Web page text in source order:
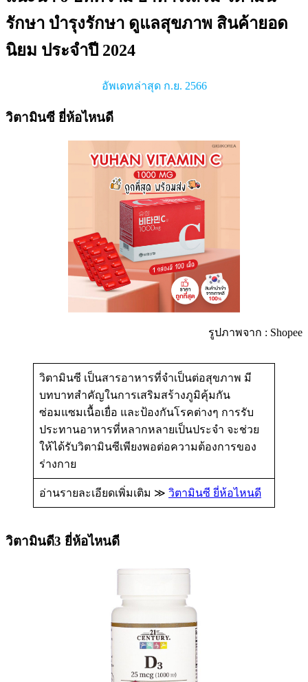
รักษา บำรุงรักษา ดูแลสุขภาพ สินค้ายอด
นิยม ประจำปี 2024
อัพเดทล่าสุด ก.ย. 2566
วิตามินซี ยี่ห้อไหนดี
รูปภาพจาก : Shopee
วิตามินซี เป็นสารอาหารที่จำเป็นต่อสุขภาพ มี
บทบาทสำคัญในการเสริมสร้างภูมิคุ้มกัน
ซ่อมแซมเนื้อเยื่อ และป้องกันโรคต่างๆ การรับ
ประทานอาหารที่หลากหลายเป็นประจำ จะช่วย
ให้ได้รับวิตามินซีเพียงพอต่อความต้องการของ
ร่างกาย
อ่านรายละเอียดเพิ่มเติม ≫ วิตามินซี ยี่ห้อไหนดี
วิตามินดี3 ยี่ห้อไหนดี